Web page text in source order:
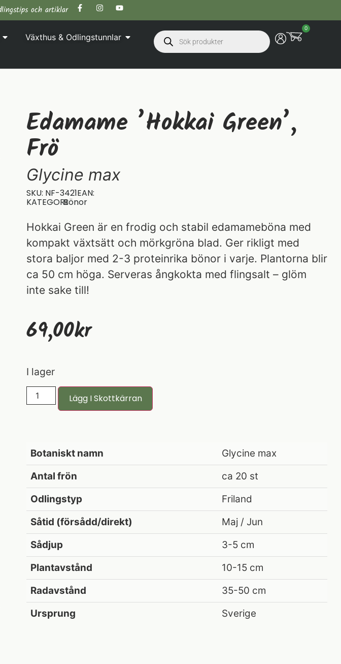
och artiklar
Växthus & Odlingstunnlar
0
Edamame ’Hokkai Green’,
Frö
Glycine max
SKU: NF-3421EAN:
KATEGORI:Bönor
Hokkai Green är en frodig och stabil edamameböna med
kompakt växtsätt och mörkgröna blad. Ger rikligt med
stora baljor med 2-3 proteinrika bönor i varje. Plantorna blir
ca 50 cm höga. Serveras ångkokta med flingsalt – glöm
inte sake till!
69,00Kr
I lager
Lägg I Skottkärran
Botaniskt namn
Glycine max
Antal frön
ca 20 st
Odlingstyp
Friland
Såtid (försådd/direkt)
Maj / Jun
Sådjup
3-5 cm
Plantavstånd
10-15 cm
Radavstånd
35-50 cm
Ursprung
Sverige